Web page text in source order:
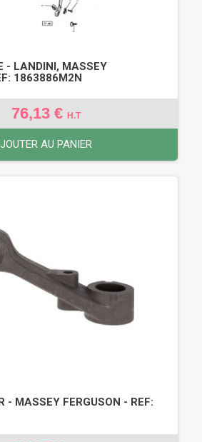
- LANDINI, MASSEY
1863886M2N
76,13 € H.T
AU PANIER
- MASSEY FERGUSON - REF: